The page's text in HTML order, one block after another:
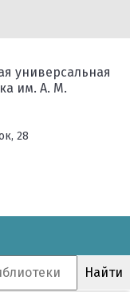
универсальная
им. А. М.
28